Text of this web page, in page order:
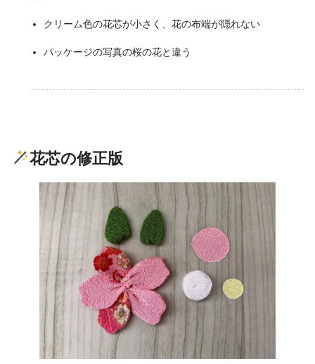
クリーム色の花芯が小さく、花の布端が隠れない
パッケージの写真の桜の花と違う
花芯の修正版